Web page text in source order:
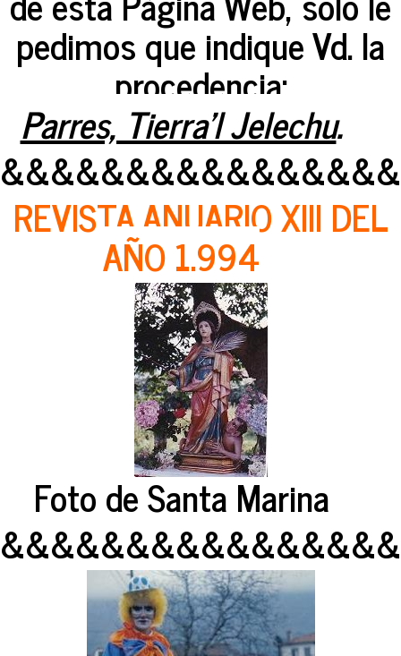
pedimos que indique Vd. la
procedencia:
Parres, Tierra'l Jelechu.
REVISTA ANUARIO XIII DEL
AÑO 1.994
Foto de Santa Marina